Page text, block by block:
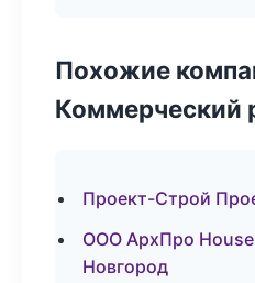
Похожие
Коммерческий
Проект-Строй
ООО АрхПро
Новгород